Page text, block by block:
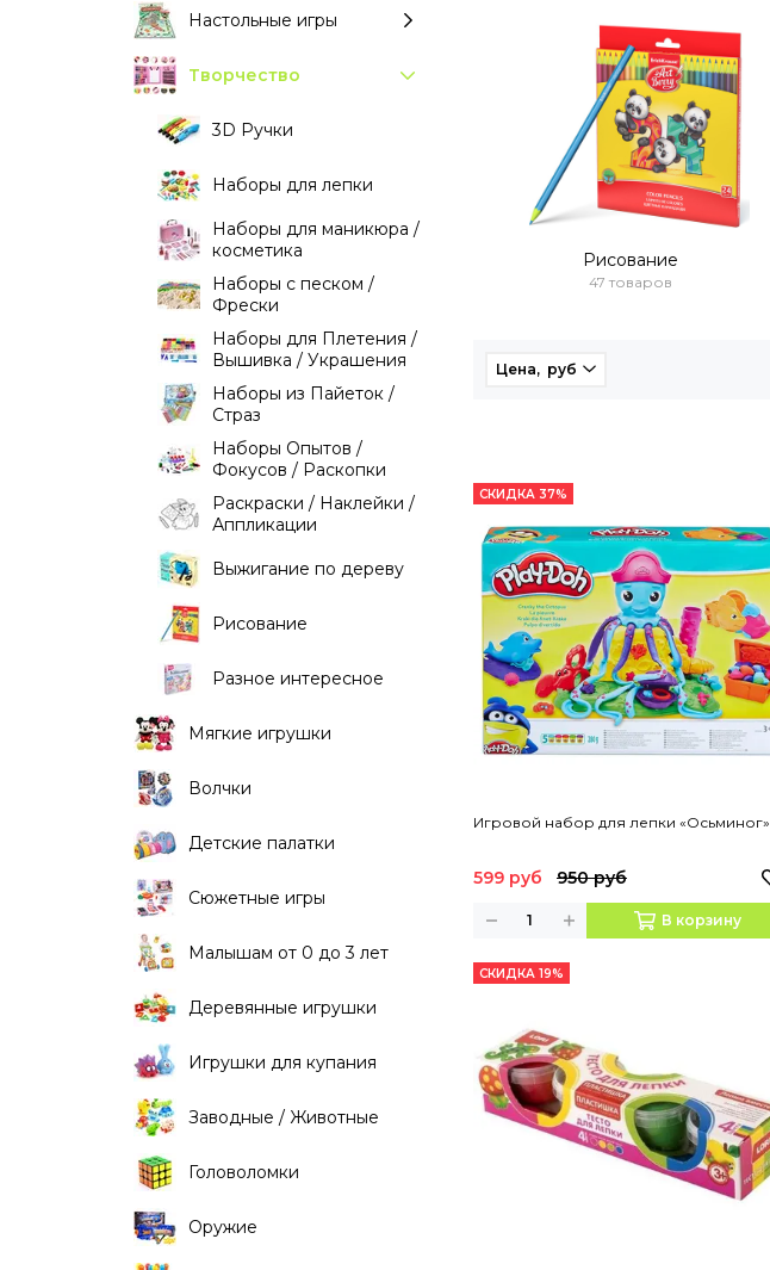
Настольные игры
Творчество
3D Ручки
Наборы для лепки
Наборы для маникюра /
косметика
Наборы с песком /
Фрески
Наборы для Плетения /
Вышивка / Украшения
Наборы из Пайеток /
Страз
Наборы Опытов /
Фокусов / Раскопки
Раскраски / Наклейки /
Аппликации
Выжигание по дереву
Рисование
Разное интересное
Мягкие игрушки
Волчки
Детские палатки
Сюжетные игры
Малышам от 0 до 3 лет
Деревянные игрушки
Игрушки для купания
Заводные / Животные
Головоломки
Оружие
Рисование
47 товаров
Цена, руб
СКИДКА 37%
Игровой набор для лепки «Осьминог»
599 руб 950 руб
В корзину
СКИДКА 19%